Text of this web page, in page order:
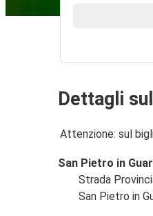
Dettagli
Attenzione: sul
San Pietro in
Strada
San Pietro in